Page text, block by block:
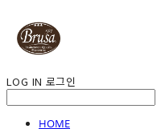
LOG IN 로그인
HOME